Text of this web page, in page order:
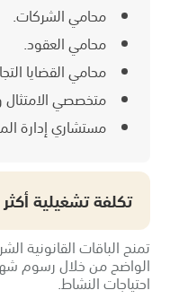
محامي الشركات.
محامي العقود.
محامي القضايا
متخصصي
مستشاري إدارة
تكلفة تشغيلية
تمنح الباقات القانونية
الواضح من خلال رسوم
احتياجات النشاط.